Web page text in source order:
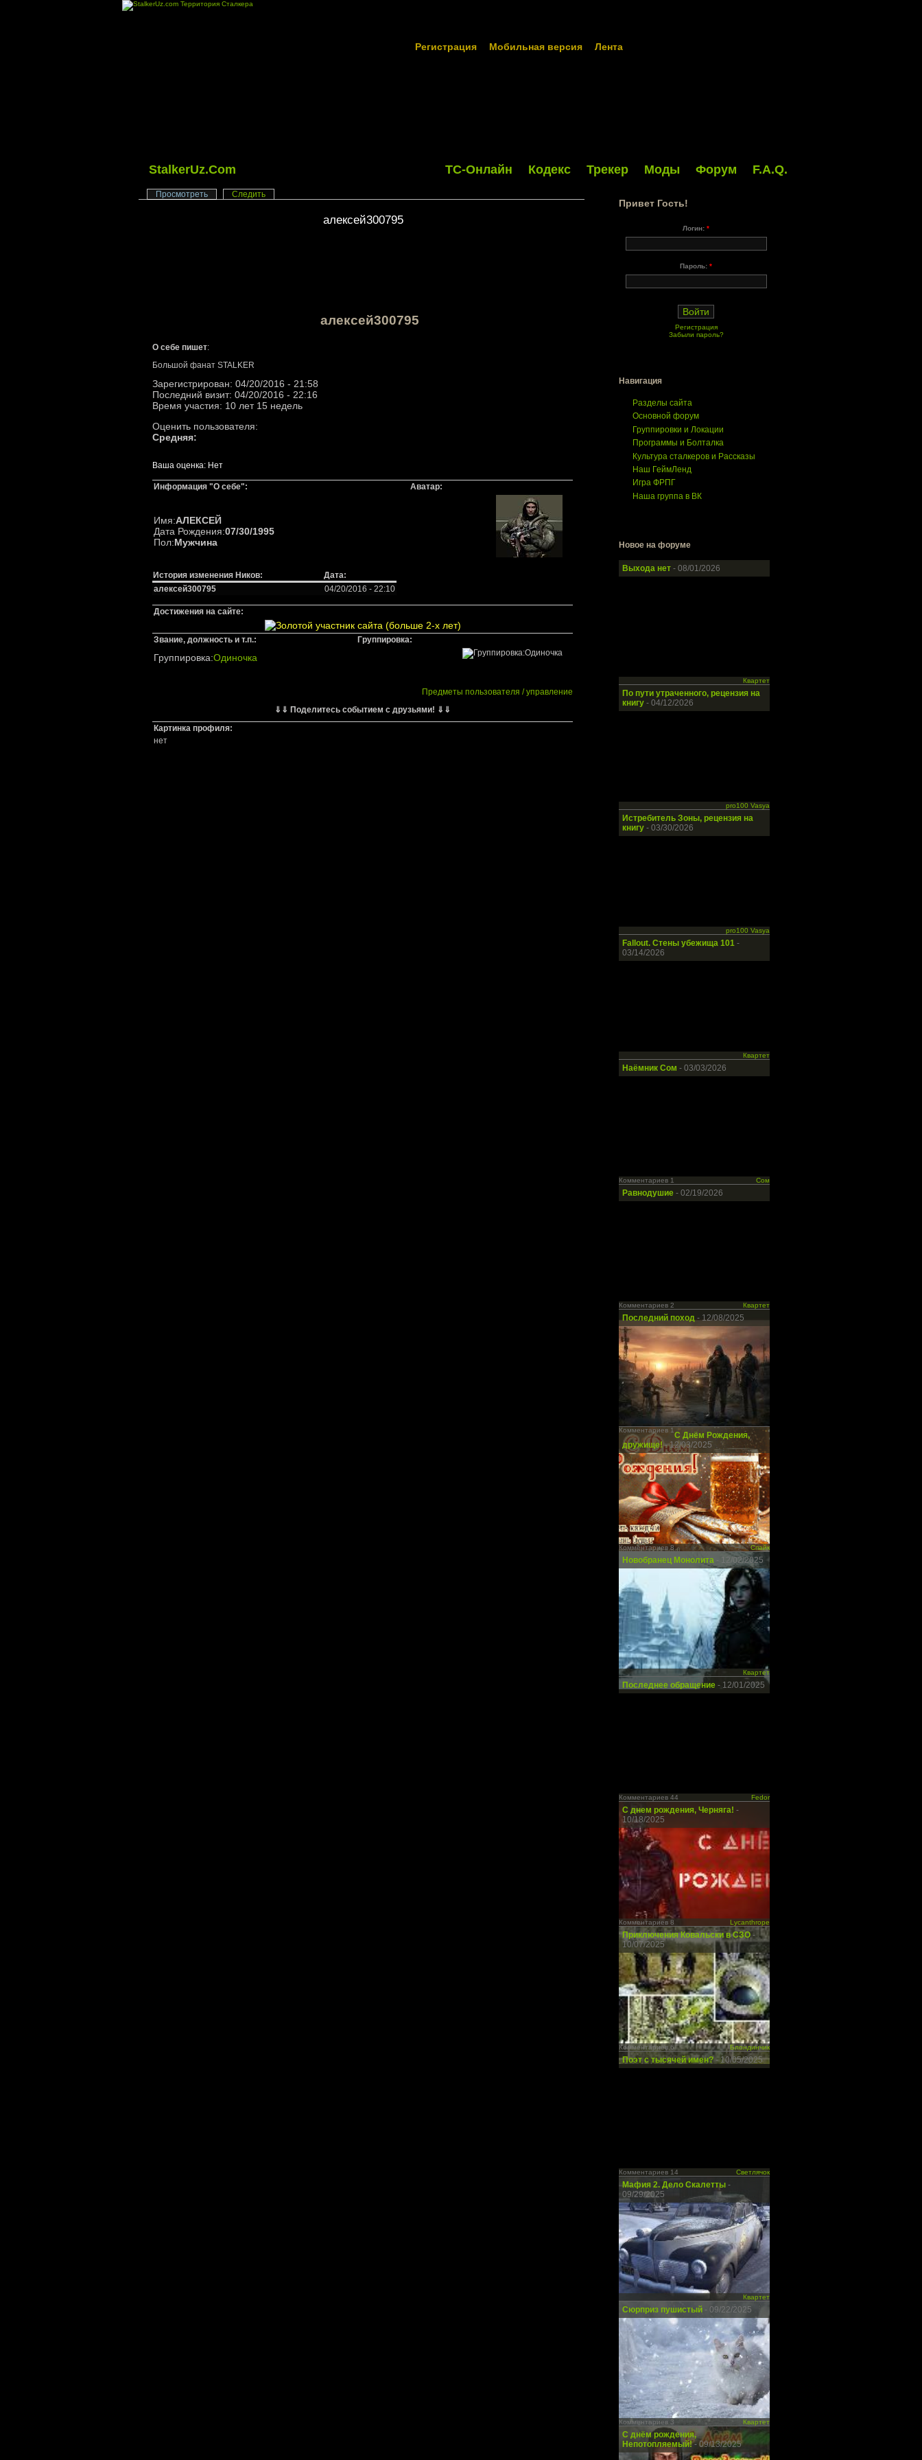
Регистрация Мобильная версия Лента
StalkerUz.Com ТС-Онлайн Кодекс Трекер Моды Форум F.A.Q.
Просмотреть Следить
алексей300795
алексей300795
О себе пишет:
Большой фанат STALKER
Зарегистрирован: 04/20/2016 - 21:58
Последний визит: 04/20/2016 - 22:16
Время участия: 10 лет 15 недель
Оценить пользователя:
Средняя:
Ваша оценка: Нет
Информация "О себе": Аватар:
Имя:АЛЕКСЕЙ
Дата Рождения:07/30/1995
Пол:Мужчина
История изменения Ников:
Дата:
алексей300795
04/20/2016 - 22:10
Достижения на сайте:
Звание, должность и т.п.: Группировка:
Группировка:Одиночка
Предметы пользователя / управление
⇓⇓ Поделитесь событием с друзьями! ⇓⇓
Картинка профиля:
нет
Привет Гость!
Логин: *
Пароль: *
Регистрация
Забыли пароль?
Навигация
Разделы сайта
Основной форум
Группировки и Локации
Программы и Болталка
Культура сталкеров и Рассказы
Наш ГеймЛенд
Игра ФРПГ
Наша группа в ВК
Новое на форуме
Выхода нет - 08/01/2026
Квартет
По пути утраченного, рецензия на
книгу - 04/12/2026
pro100 Vasya
Истребитель Зоны, рецензия на
книгу - 03/30/2026
pro100 Vasya
Fallout. Стены убежища 101 -
03/14/2026
Квартет
Наёмник Сом - 03/03/2026
Комментариев 1 Сом
Равнодушие - 02/19/2026
Комментариев 2 Квартет
Последний поход- 12/08/2025
Комментариев 1
С Днём Рождения,
дружище!- 12/03/2025
Комментариев 8 Спайк
Новобранец Монолита - 12/02/2025
Квартет
Последнее обращение - 12/01/2025
Комментариев 44 Fedor
С днем рождения, Черняга! -
10/18/2025
Комментариев 8 Lycanthrope
Приключения Ковальски в СЗО-
10/07/2025
Комментариев 6 Блондинчик
Поэт с тысячей имен? - 10/05/2025
Комментариев 14 Светлячок
Мафия 2. Дело Скалетты -
09/29/2025
Квартет
Сюрприз пушистый - 09/22/2025
Комментариев 3 Квартет
С днём рождения,
Непотопляемый!- 09/13/2025